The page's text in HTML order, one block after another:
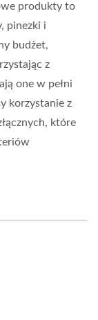
produkty to
pinezki i
budżet,
z
one w pełni
korzystanie z
które